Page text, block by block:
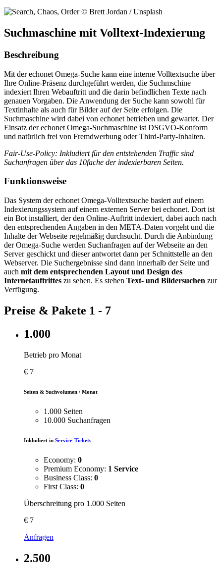
Suchmaschine mit Volltext-Indexierung
Beschreibung
Mit der echonet Omega-Suche kann eine interne Volltextsuche über
Ihre Online-Präsenz durchgeführt werden, die Suchmschine
indexiert Ihren Webauftritt und die darin befindlichen Texte nach
genauen Vorgaben. Die Anwendung der Suche kann sowohl für
Textinhalte als auch für Bilder auf der Seite erfolgen. Die
Suchmaschine wird dabei von echonet betrieben und gewartet. Der
Einsatz der echonet Omega-Suchmaschine ist DSGVO-Konform
und natürlich frei von Fremdwerbung oder Third-Party-Inhalten.
Fair-Use-Policy: Inkludiert für den entstehenden Traffic sind
Suchanfragen über das 10fache der indexierbaren Seiten.
Funktionsweise
Das System der echonet Omega-Volltextsuche basiert auf einem
Indexierungssystem auf einem externen Server bei echonet. Dort ist
ein Bot installiert, der den Online-Auftritt indexiert, dabei auch nach
den entsprechenden Angaben in den META-Daten vorgeht und die
Inhalte der Webseite regelmäßig durchsucht. Durch die Anbindung
der Omega-Suche werden Suchanfragen auf der Webseite an den
Server geschickt und dieser antwortet dann per Schnittstelle an den
Webserver. Die Suchergebnisse sind dann innerhalb der Seite und
auch mit dem entsprechenden Layout und Design des
Internetauftrittes zu sehen. Es stehen Text- und Bildersuchen zur
Verfügung.
Preise & Pakete 1 - 7
1.000
Betrieb pro Monat
€ 7
Seiten & Suchvolumen / Monat
1.000 Seiten
10.000 Suchanfragen
Inkludiert in Service-Tickets
Economy: 0
Premium Economy: 1 Service
Business Class: 0
First Class: 0
Überschreitung pro 1.000 Seiten
€ 7
Anfragen
2.500